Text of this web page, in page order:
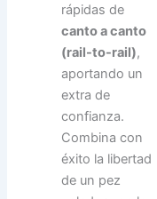
rápidas de
canto a canto
(rail-to-rail),
aportando un
extra de
confianza.
Combina con
éxito la libertad
de un pez